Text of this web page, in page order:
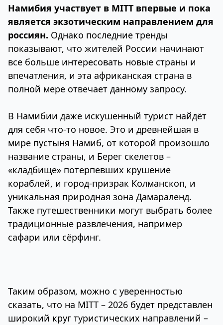
Намибия участвует в MITT впервые и пока
является экзотическим направлением для
россиян. Однако последние тренды
показывают, что жителей России начинают
все больше интересовать новые страны и
впечатления, и эта африканская страна в
полной мере отвечает данному запросу.
В Намибии даже искушенный турист найдёт
для себя что-то новое. Это и древнейшая в
мире пустыня Намиб, от которой произошло
название страны, и Берег скелетов –
«кладбище» потерпевших крушение
кораблей, и город-призрак Колманскоп, и
уникальная природная зона Дамараленд.
Также путешественники могут выбрать более
традиционные развлечения, например
сафари или сёрфинг.
Таким образом, можно с уверенностью
сказать, что на MITT – 2026 будет представлен
широкий круг туристических направлений –